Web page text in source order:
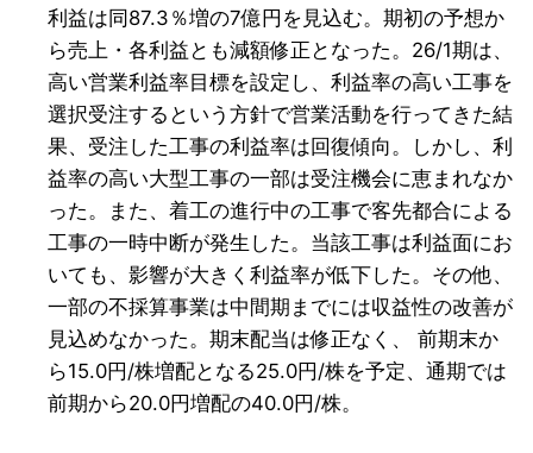
利益は同87.3％増の7億円を見込む。期初の予想か
ら売上・各利益とも減額修正となった。26/1期は、
高い営業利益率目標を設定し、利益率の高い工事を
選択受注するという方針で営業活動を行ってきた結
果、受注した工事の利益率は回復傾向。しかし、利
益率の高い大型工事の一部は受注機会に恵まれなか
った。また、着工の進行中の工事で客先都合による
工事の一時中断が発生した。当該工事は利益面にお
いても、影響が大きく利益率が低下した。その他、
一部の不採算事業は中間期までには収益性の改善が
見込めなかった。期末配当は修正なく、 前期末か
ら15.0円/株増配となる25.0円/株を予定、通期では
前期から20.0円増配の40.0円/株。